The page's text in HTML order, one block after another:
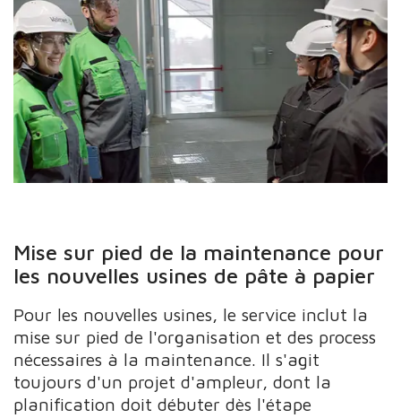
Mise sur pied de la maintenance pour
les nouvelles usines de pâte à papier
Pour les nouvelles usines, le service inclut la
mise sur pied de l'organisation et des process
nécessaires à la maintenance. Il s'agit
toujours d'un projet d'ampleur, dont la
planification doit débuter dès l'étape